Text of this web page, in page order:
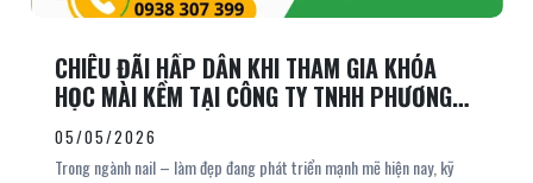
CHIÊU ĐÃI HẤP DẪN KHI THAM GIA KHÓA
HỌC MÀI KỀM TẠI CÔNG TY TNHH PHƯƠNG
OANH
05/05/2026
Trong ngành nail – làm đẹp đang phát triển mạnh mẽ hiện nay, kỹ